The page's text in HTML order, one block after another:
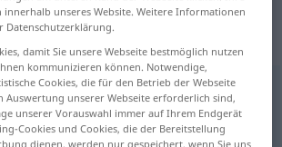
: Neutrum
Übersetzungen
innerhalb unseres Website. Weitere Informationen
Datenschutzerklärung.
damit Sie unsere Webseite bestmöglich nutzen
kommunizieren können. Notwendige,
Cookies, die für den Betrieb der Webseite
Auswertung unserer Webseite erforderlich sind,
unserer Vorauswahl immer auf Ihrem Endgerät
Cookies und Cookies, die der Bereitstellung
dienen, werden nur gespeichert, wenn Sie uns